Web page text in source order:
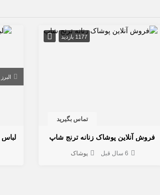
1177 بازدید
تماس بگیرید
فروش آنلاین پوشاک زنانه ترنج شاپ
6 سال قبل پوشاک
البرز